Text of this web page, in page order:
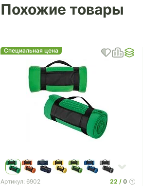
Похожие товары
Специальная цена
Артикул: 6902 22 0